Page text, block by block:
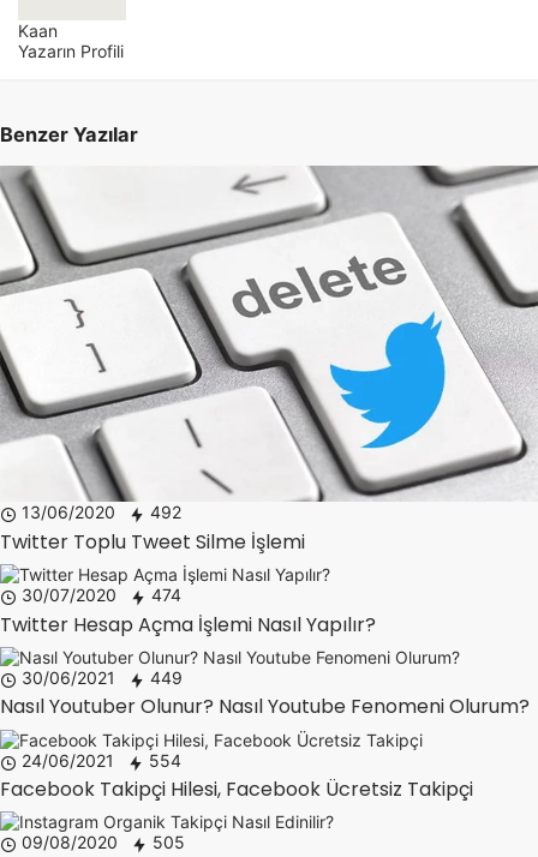
Kaan
Yazarın Profili
Benzer Yazılar
13/06/2020 492
Twitter Toplu Tweet Silme İşlemi
30/07/2020 474
Twitter Hesap Açma İşlemi Nasıl Yapılır?
30/06/2021 449
Nasıl Youtuber Olunur? Nasıl Youtube Fenomeni Olurum?
24/06/2021 554
Facebook Takipçi Hilesi, Facebook Ücretsiz Takipçi
09/08/2020 505